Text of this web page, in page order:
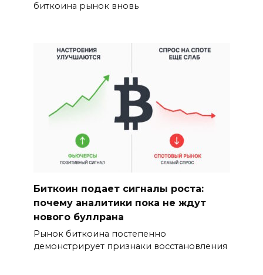
биткоина рынок вновь
Биткоин подает сигналы роста:
почему аналитики пока не ждут
нового буллрана
Рынок биткоина постепенно
демонстрирует признаки восстановления